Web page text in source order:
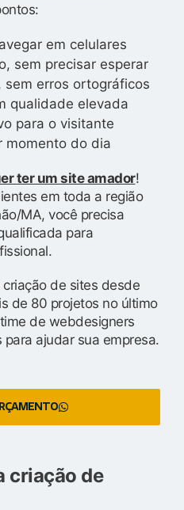
em celulares
sem precisar esperar
sem erros ortográficos
qualidade elevada
para o visitante
momento do dia
ter um site amador!
em toda a região
MA, você precisa
para
de sites desde
de 80 projetos no último
de webdesigners
ajudar sua empresa.
criação de